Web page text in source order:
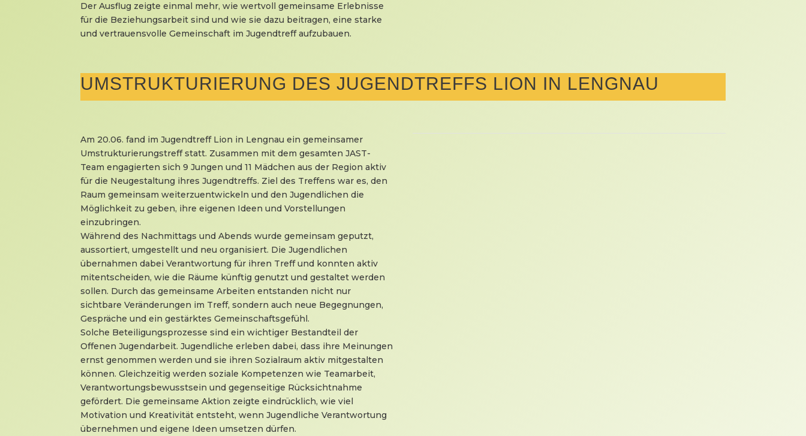
Der Ausflug zeigte einmal mehr, wie wertvoll gemeinsame Erlebnisse
für die Beziehungsarbeit sind und wie sie dazu beitragen, eine starke
und vertrauensvolle Gemeinschaft im Jugendtreff aufzubauen.
UMSTRUKTURIERUNG DES JUGENDTREFFS LION IN LENGNAU
Am 20.06. fand im Jugendtreff Lion in Lengnau ein gemeinsamer
Umstrukturierungstreff statt. Zusammen mit dem gesamten JAST-
Team engagierten sich 9 Jungen und 11 Mädchen aus der Region aktiv
für die Neugestaltung ihres Jugendtreffs. Ziel des Treffens war es, den
Raum gemeinsam weiterzuentwickeln und den Jugendlichen die
Möglichkeit zu geben, ihre eigenen Ideen und Vorstellungen
einzubringen.
Während des Nachmittags und Abends wurde gemeinsam geputzt,
aussortiert, umgestellt und neu organisiert. Die Jugendlichen
übernahmen dabei Verantwortung für ihren Treff und konnten aktiv
mitentscheiden, wie die Räume künftig genutzt und gestaltet werden
sollen. Durch das gemeinsame Arbeiten entstanden nicht nur
sichtbare Veränderungen im Treff, sondern auch neue Begegnungen,
Gespräche und ein gestärktes Gemeinschaftsgefühl.
Solche Beteiligungsprozesse sind ein wichtiger Bestandteil der
Offenen Jugendarbeit. Jugendliche erleben dabei, dass ihre Meinungen
ernst genommen werden und sie ihren Sozialraum aktiv mitgestalten
können. Gleichzeitig werden soziale Kompetenzen wie Teamarbeit,
Verantwortungsbewusstsein und gegenseitige Rücksichtnahme
gefördert. Die gemeinsame Aktion zeigte eindrücklich, wie viel
Motivation und Kreativität entsteht, wenn Jugendliche Verantwortung
übernehmen und eigene Ideen umsetzen dürfen.